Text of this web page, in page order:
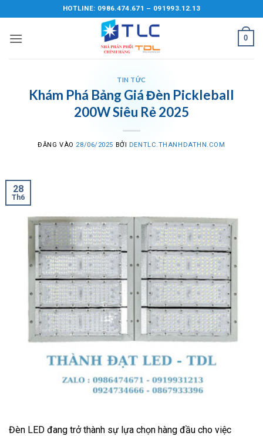
qua
nội
HOTLINE: 0986.474.671 – 091993.12.13
0
TIN TỨC
Khám Phá Bảng Giá Đèn Pickleball
200W Siêu Rẻ 2025
ĐĂNG VÀO 28/06/2025 BỞI DENTLC.THANHDATHN.COM
28
Th6
Đèn LED đang trở thành sự lựa chọn hàng đầu cho việc